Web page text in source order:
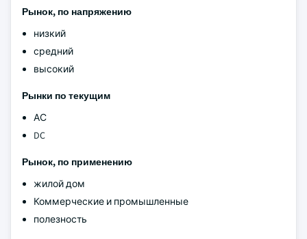
Рынок, по напряжению
низкий
средний
высокий
Рынки по текущим
АС
DC
Рынок, по применению
жилой дом
Коммерческие и промышленные
полезность